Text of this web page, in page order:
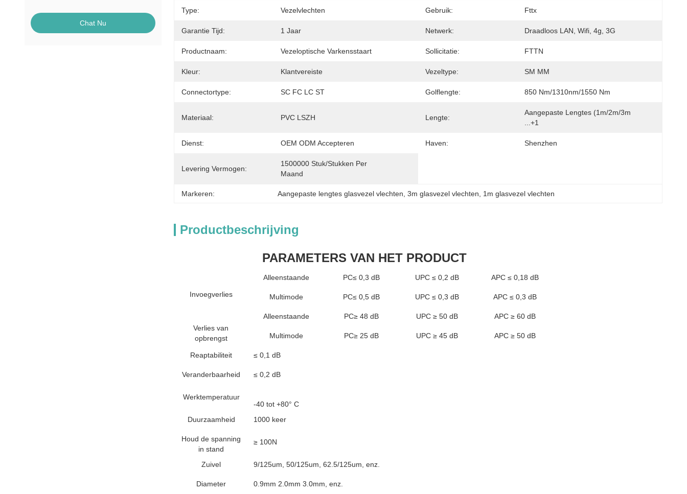
Chat Nu
Type: Vezelvlechten Gebruik: Fttx
Garantie Tijd: 1 Jaar Netwerk: Draadloos LAN, Wifi, 4g, 3G
Productnaam: Vezeloptische Varkensstaart Sollicitatie: FTTN
Kleur: Klantvereiste Vezeltype: SM MM
Connectortype: SC FC LC ST Golflengte: 850 Nm/1310nm/1550 Nm
Materiaal: PVC LSZH Lengte:
Aangepaste Lengtes (1m/2m/3m
...+1
Dienst: OEM ODM Accepteren Haven: Shenzhen
Levering Vermogen:
1500000 Stuk/Stukken Per
Maand
Markeren: Aangepaste lengtes glasvezel vlechten , 3m glasvezel vlechten 1m glasvezel vlechten
Productbeschrijving
PARAMETERS VAN HET PRODUCT
Invoegverlies
Alleenstaande PC≤ 0,3 dB UPC ≤ 0,2 dB APC ≤ 0,18 dB
Multimode PC≤ 0,5 dB UPC ≤ 0,3 dB APC ≤ 0,3 dB
Verlies van
opbrengst
Alleenstaande PC≥ 48 dB UPC ≥ 50 dB APC ≥ 60 dB
Multimode PC≥ 25 dB UPC ≥ 45 dB APC ≥ 50 dB
Reaptabiliteit ≤ 0,1 dB
Veranderbaarheid ≤ 0,2 dB
Werktemperatuur
-40 tot +80° C
Duurzaamheid
1000 keer
Houd de spanning
in stand
≥ 100N
Zuivel 9/125um, 50/125um, 62.5/125um, enz.
Diameter 0.9mm 2.0mm 3.0mm, enz.